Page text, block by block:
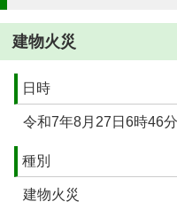
建物火災
日時
令和7年8月27日6時46分
種別
建物火災